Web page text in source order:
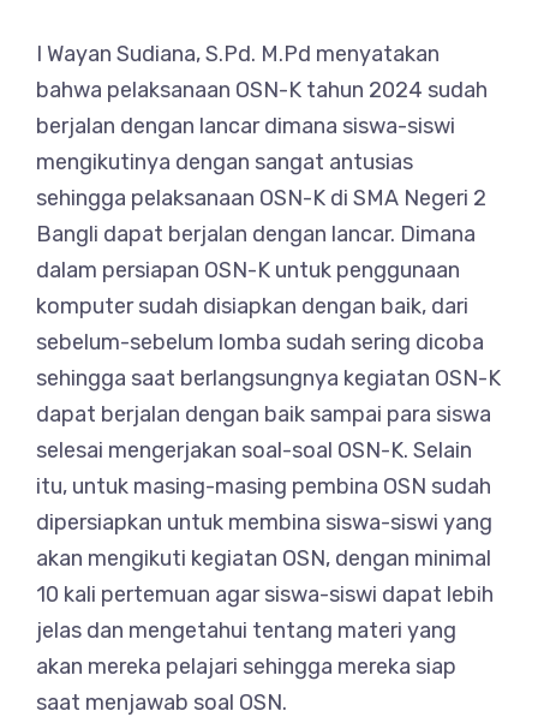
I Wayan Sudiana, S.Pd. M.Pd menyatakan
bahwa pelaksanaan OSN-K tahun 2024 sudah
berjalan dengan lancar dimana siswa-siswi
mengikutinya dengan sangat antusias
sehingga pelaksanaan OSN-K di SMA Negeri 2
Bangli dapat berjalan dengan lancar. Dimana
dalam persiapan OSN-K untuk penggunaan
komputer sudah disiapkan dengan baik, dari
sebelum-sebelum lomba sudah sering dicoba
sehingga saat berlangsungnya kegiatan OSN-K
dapat berjalan dengan baik sampai para siswa
selesai mengerjakan soal-soal OSN-K. Selain
itu, untuk masing-masing pembina OSN sudah
dipersiapkan untuk membina siswa-siswi yang
akan mengikuti kegiatan OSN, dengan minimal
10 kali pertemuan agar siswa-siswi dapat lebih
jelas dan mengetahui tentang materi yang
akan mereka pelajari sehingga mereka siap
saat menjawab soal OSN.